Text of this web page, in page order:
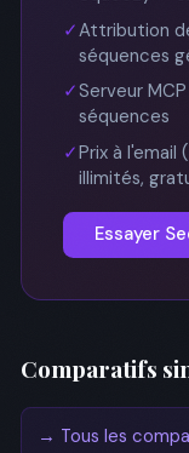
✓Attribution
séquences
✓Serveur
séquences
✓Prix à
illimités,
Essayer
Comparatifs
→ Tous les